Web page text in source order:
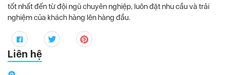
tốt nhất đến từ đội ngũ chuyên nghiệp, luôn đặt nhu cầu và trải
nghiệm của khách hàng lên hàng đầu.
Liên hệ